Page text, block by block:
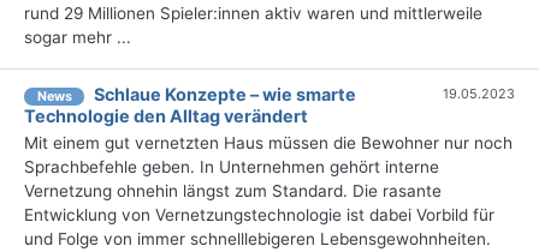
rund 29 Millionen Spieler:innen aktiv waren und mittlerweile
sogar mehr ...
News
Schlaue Konzepte – wie smarte
Technologie den Alltag verändert
19.05.2023
Mit einem gut vernetzten Haus müssen die Bewohner nur noch
Sprachbefehle geben. In Unternehmen gehört interne
Vernetzung ohnehin längst zum Standard. Die rasante
Entwicklung von Vernetzungstechnologie ist dabei Vorbild für
und Folge von immer schnelllebigeren Lebensgewohnheiten.